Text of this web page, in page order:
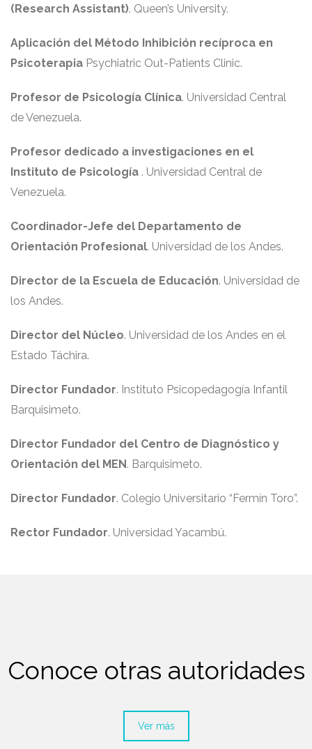
(Research Assistant). Queen’s University.
Aplicación del Método Inhibición recíproca en
Psicoterapia Psychiatric Out-Patients Clinic.
Profesor de Psicología Clínica. Universidad Central
de Venezuela.
Profesor dedicado a investigaciones en el
Instituto de Psicología . Universidad Central de
Venezuela.
Coordinador-Jefe del Departamento de
Orientación Profesional. Universidad de los Andes.
Director de la Escuela de Educación. Universidad de
los Andes.
Director del Núcleo. Universidad de los Andes en el
Estado Táchira.
Director Fundador. Instituto Psicopedagogía Infantil
Barquisimeto.
Director Fundador del Centro de Diagnóstico y
Orientación del MEN. Barquisimeto.
Director Fundador. Colegio Universitario “Fermín Toro”.
Rector Fundador. Universidad Yacambú.
Conoce otras autoridades
Ver más